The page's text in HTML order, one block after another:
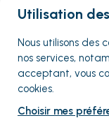
Utilisation
Nous utilisons des
nos services,
acceptant, vous
cookies.
Choisir mes